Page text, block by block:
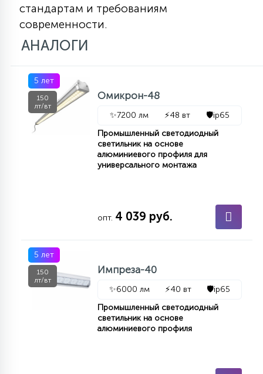
стандартам и требованиям
современности.
АНАЛОГИ
5 лет
150
лт/вт
Омикрон-48
✨7200 лм ⚡48 вт 🛡️ip65
Промышленный светодиодный
светильник на основе
алюминиевого профиля для
универсального монтажа
опт. 4 039 руб.
5 лет
150
лт/вт
Импреза-40
✨6000 лм ⚡40 вт 🛡️ip65
Промышленный светодиодный
светильник на основе
алюминиевого профиля